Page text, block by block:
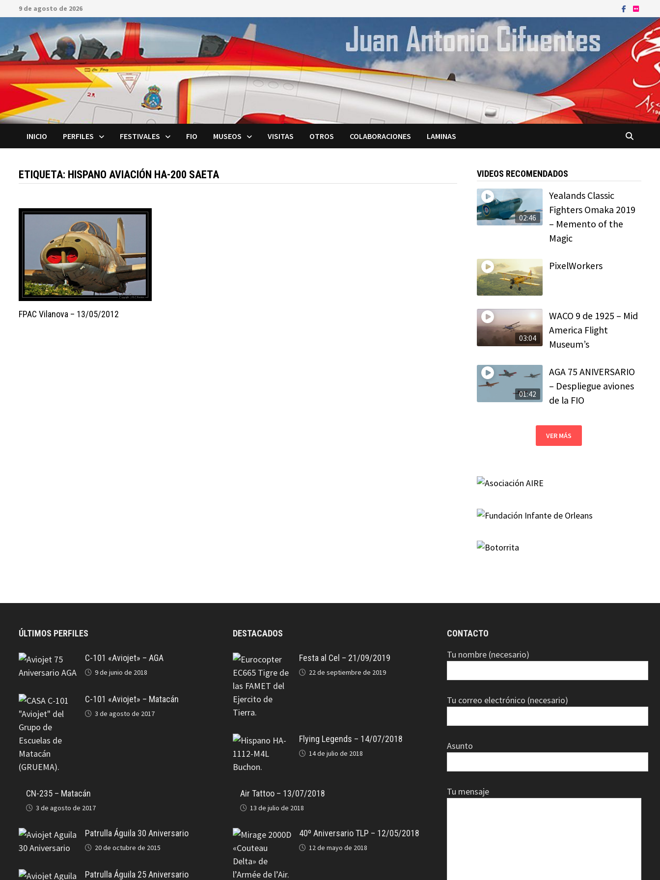
Saltar
al
contenido
9 de agosto de 2026
INICIO PERFILES FESTIVALES FIO MUSEOS VISITAS OTROS COLABORACIONES LAMINAS
ETIQUETA: HISPANO AVIACIÓN HA-200 SAETA
FPAC Vilanova – 13/05/2012
VIDEOS RECOMENDADOS
02:46
Yealands Classic
Fighters Omaka 2019
– Memento of the
Magic
PixelWorkers
03:04
WACO 9 de 1925 – Mid
America Flight
Museum’s
01:42
AGA 75 ANIVERSARIO
– Despliegue aviones
de la FIO
VER MÁS
ÚLTIMOS PERFILES
C-101 «Aviojet» – AGA
9 de junio de 2018
C-101 «Aviojet» – Matacán
3 de agosto de 2017
CN-235 – Matacán
3 de agosto de 2017
Patrulla Águila 30 Aniversario
20 de octubre de 2015
Patrulla Águila 25 Aniversario
DESTACADOS
Festa al Cel – 21/09/2019
22 de septiembre de 2019
Flying Legends – 14/07/2018
14 de julio de 2018
Air Tattoo – 13/07/2018
13 de julio de 2018
40º Aniversario TLP – 12/05/2018
12 de mayo de 2018
CONTACTO
Tu nombre (necesario)
Tu correo electrónico (necesario)
Asunto
Tu mensaje